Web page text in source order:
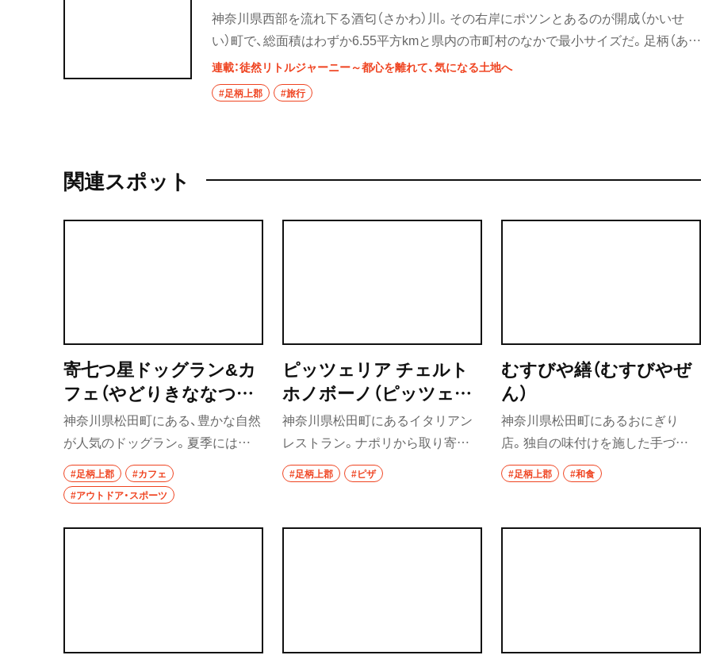
神奈川県西部を流れ下る酒匂（さかわ）川。その右岸にポツンとあるのが開成（かいせ
い）町で、総面積はわずか6.55平方kmと県内の市町村のなかで最小サイズだ。足柄（あし
がら）の山並みの先に富士山が頭をのぞかせる平坦な地でどんな出会いがあるのか、興
味深く町内を巡ってみた。
連載：徒然リトルジャーニー～都心を離れて、気になる土地へ
#足柄上郡 #旅行
関連スポット
寄七つ星ドッグラン&カ
フェ（やどりきななつぼ
しドッグランアンドカ
フェ）
神奈川県松田町にある、豊かな自然
が人気のドッグラン。夏季には
広々としたドッグプールも開設し、
ジビエ料理（期間限定）や手づくり
ドリンクを提供するカフェも併
設。カフェのみの利用も可能で、も
#足柄上郡
#カフェ
#アウトドア・スポーツ
ピッツェリア チェルト
ホノボーノ（ピッツェリ
ア チェルトホノボーノ）
神奈川県松田町にあるイタリアン
レストラン。ナポリから取り寄せ
た薪窯で、フワモチ食感のピザを素
早く焼き上げる。ランチメニュー
付き、メインにピッツァ、パスタ、魚
#足柄上郡 #ピザ
むすびや繕（むすびやぜ
ん）
神奈川県松田町にあるおにぎり
店。独自の味付けを施した手づく
り具材を、冷めてもおいしい会津産
コシヒカリと、風味と甘さに秀でた
提供。1個350円前後で、近隣へのハ
#足柄上郡 #和食